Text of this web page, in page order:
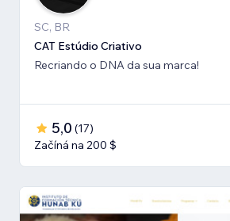
SC, BR
CAT Estúdio Criativo
Recriando o DNA da sua marca!
5,0 (17)
Začíná na 200 $